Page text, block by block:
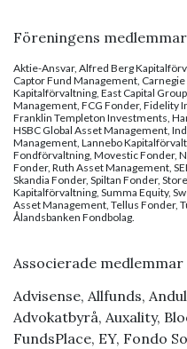
Föreningens medlemmar
Aktie-Ansvar, Alfred Berg
Captor Fund Management,
Kapitalförvaltning, East Capital
Management, FCG Fonder, Fidelity
Franklin Templeton Investments,
HSBC Global Asset Management,
Management, Lannebo
Fondförvaltning, Movestic Fonder,
Fonder, Ruth Asset Management,
Skandia Fonder, Spiltan Fonder,
Kapitalförvaltning, Summa Equity,
Asset Management, Tellus Fonder,
Ålandsbanken Fondbolag.
Associerade medlemmar
Advisense, Allfunds,
Advokatbyrå, Auxality,
FundsPlace, EY, Fondo